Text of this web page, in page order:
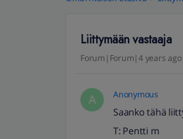
Liittymään vastaaja
Forum|Forum|4 years ago
A Anonymous
Saanko tähä
T: Pentti m